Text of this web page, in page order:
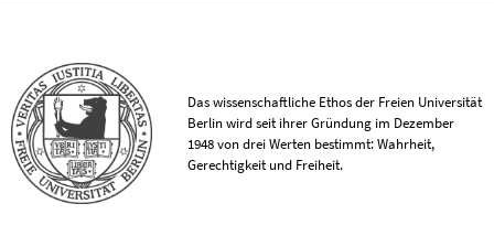
Das wissenschaftliche Ethos der Freien Universität
Berlin wird seit ihrer Gründung im Dezember
1948 von drei Werten bestimmt: Wahrheit,
Gerechtigkeit und Freiheit.